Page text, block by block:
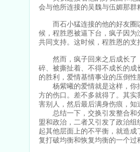
会与他所连接的吴魏与伍媚那
而石小猛连接的他的好友圈
候，程胜恩被逼下台，疯子因
共同支持。这时候，程胜恩的支
然而，疯子回来之后成长了
碎、被撕扯着、不得不成长的
的胜利，爱情基情事业的压倒
杨紫曦的爱情就是这样，你
方的伤口。差不多就得了。其
害别人，然后最后满身伤痕，知
总结一下，交换引发整合和
盟和政治，二者又引发了政治
起其他层面上的不平衡，就造
复打破均衡和恢复均衡的一个过